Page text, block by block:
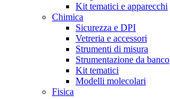
Kit tematici e apparecchi
Chimica
Sicurezza e DPI
Vetreria e accessori
Strumenti di misura
Strumentazione da banco
Kit tematici
Modelli molecolari
Fisica